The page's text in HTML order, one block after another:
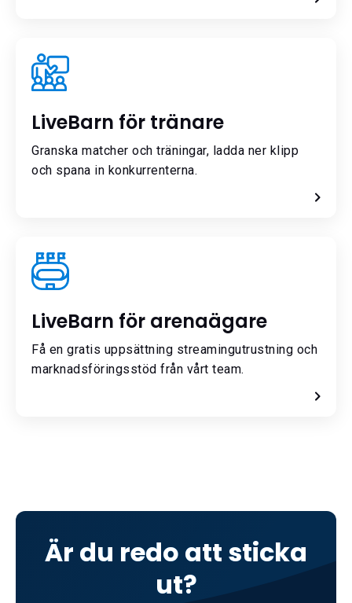
LiveBarn för tränare
Granska matcher och träningar, ladda ner klipp
och spana in konkurrenterna.
LiveBarn för arenaägare
Få en gratis uppsättning streamingutrustning och
marknadsföringsstöd från vårt team.
Är du redo att sticka
ut?